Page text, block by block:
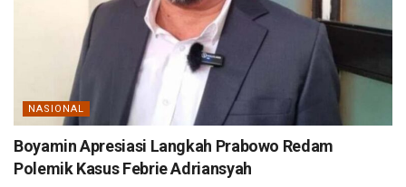
NASIONAL
Boyamin Apresiasi Langkah Prabowo Redam
Polemik Kasus Febrie Adriansyah